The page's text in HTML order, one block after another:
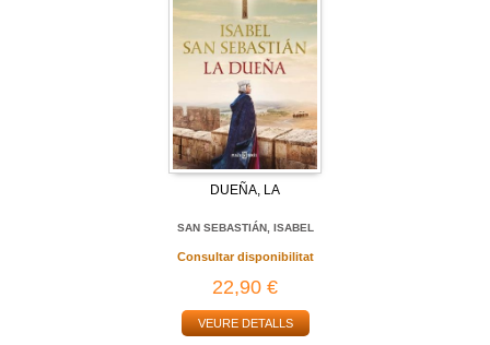
DUEÑA, LA
SAN SEBASTIÁN, ISABEL
Consultar disponibilitat
22,90 €
VEURE DETALLS